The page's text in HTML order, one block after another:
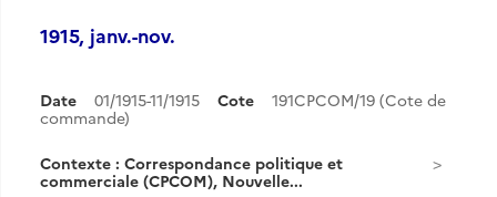
1915, janv.-nov.
Date 01/1915-11/1915 Cote
191CPCOM/19 (Cote de
commande)
Contexte : Correspondance politique et
commerciale (CPCOM), Nouvelle...